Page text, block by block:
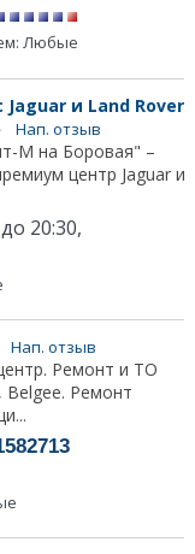
Любые
и Land Rover
Нап. отзыв
М на Боровая" –
центр Jaguar и
20:30,
Нап. отзыв
Ремонт и ТО
Belgee. Ремонт